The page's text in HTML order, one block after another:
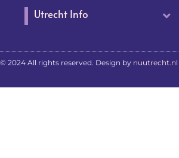
Utrecht Info
© 2024 All rights reserved. Design by nuutrecht.nl